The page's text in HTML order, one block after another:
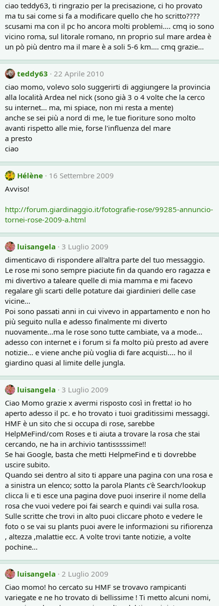
ciao teddy63, ti ringrazio per la precisazione, ci ho provato
ma tu sai come si fa a modificare quello che ho scritto????
scusami ma con il pc ho ancora molti problemi.... cmq io sono
vicino roma, sul litorale romano, nn proprio sul mare ardea è
un pò più dentro ma il mare è a soli 5-6 km.... cmq grazie...
teddy63
22 Aprile 2010
ciao momo, volevo solo suggerirti di aggiungere la provincia
alla località Ardea nel nick (sono già 3 o 4 volte che la cerco
su internet... ma, mi spiace, non mi resta a mente)
anche se sei più a nord di me, le tue fioriture sono molto
avanti rispetto alle mie, forse l'influenza del mare
a presto
ciao
Hélène
16 Settembre 2009
Avviso!
http://forum.giardinaggio.it/fotografie-rose/99285-annuncio-
tornei-rose-2009-a.html
luisangela
3 Luglio 2009
dimenticavo di rispondere all'altra parte del tuo messaggio.
Le rose mi sono sempre piaciute fin da quando ero ragazza e
mi divertivo a taleare quelle di mia mamma e mi facevo
regalare gli scarti delle potature dai giardinieri delle case
vicine...
Poi sono passati anni in cui vivevo in appartamento e non ho
più seguito nulla e adesso finalmente mi diverto
nuovamente...ma le rose sono tutte cambiate, va a mode...
adesso con internet e i forum si fa molto più presto ad avere
notizie... e viene anche più voglia di fare acquisti.... ho il
giardino quasi al limite delle jungla.
luisangela
3 Luglio 2009
Ciao Momo grazie x avermi risposto così in fretta! io ho
aperto adesso il pc. e ho trovato i tuoi graditissimi messaggi.
HMF è un sito che si occupa di rose, sarebbe
HelpMeFind/com Roses e ti aiuta a trovare la rosa che stai
cercando, ne ha in archivio tantisssssime!!
Se hai Google, basta che metti HelpmeFind e ti dovrebbe
uscire subito.
Quando sei dentro al sito ti appare una pagina con una rosa e
a sinistra un elenco; sotto la parola Plants c'è Search/lookup
clicca li e ti esce una pagina dove puoi inserire il nome della
rosa che vuoi vedere poi fai search e quindi vai sulla rosa.
Sulle scritte che trovi in alto puoi cliccare photo e vedere le
foto o se vai su plants puoi avere le informazioni su rifiorenza
, altezza ,malattie ecc. A volte trovi tante notizie, a volte
pochine...
luisangela
2 Luglio 2009
Ciao momo! ho cercato su HMF se trovavo rampicanti
variegate e ne ho trovato di bellissime ! Ti metto alcuni nomi,